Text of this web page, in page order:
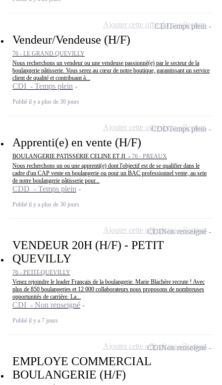
Vendeur/Vendeuse (H/F)
76 - LE GRAND QUEVILLY
Nous recherchons un vendeur ou une vendeuse passionné(e) par le secteur de la
boulangerie pâtisserie. Vous serez au cœur de notre boutique, garantissant un service
client de qualité et contribuant à...
CDI - Temps plein
Publié il y a plus de 30 jours
CDITemps plein
Ajouter cette offre à ma sélection
Apprenti(e) en vente (H/F)
BOULANGERIE PATISSERIE CELINE ET JI - 76 - PREAUX
Nous recherchons un ou une apprenti(e) dont l'objectif est de se qualifier dans le
cadre d'un CAP vente en boulangerie ou pour un BAC professionnel vente, au sein
de notre boulangerie pâtisserie pour...
CDD - Temps plein
Publié il y a plus de 30 jours
CDDTemps plein
Ajouter cette offre à ma sélection
VENDEUR 20H (H/F) - PETIT
QUEVILLY
76 - PETIT-QUEVILLY
Venez rejoindre le leader Français de la boulangerie. Marie Blachère recrute ! Avec
plus de 850 boulangeries et 12 000 collaborateurs nous proposons de nombreuses
opportunités de carrière. La...
CDI - Non renseigné
Publié il y a 7 jours
CDINon renseigné
Ajouter cette offre à ma sélection
EMPLOYE COMMERCIAL
BOULANGERIE (H/F)
CDINon renseigné
Ajouter cette offre à ma sélection